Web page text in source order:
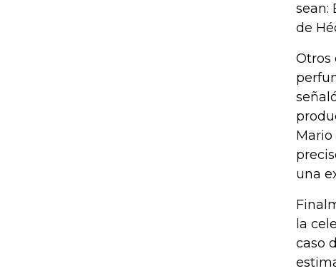
sean:
de
Otros
Mario
una
la
caso